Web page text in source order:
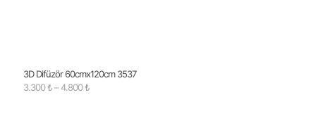
3D Difüzör 60cmx120cm 3537
3.300₺–4.800₺Fiyat